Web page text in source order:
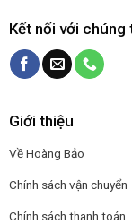
Kết nối với chúng
Giới thiệu
Về Hoàng Bảo
Chính sách vận chuyển
Chính sách thanh toán